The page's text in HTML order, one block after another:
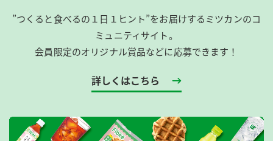
”つくると食べるの１日１ヒント”をお届けするミツカンのコ
ミュニティサイト。
会員限定のオリジナル賞品などに応募できます！
詳しくはこちら